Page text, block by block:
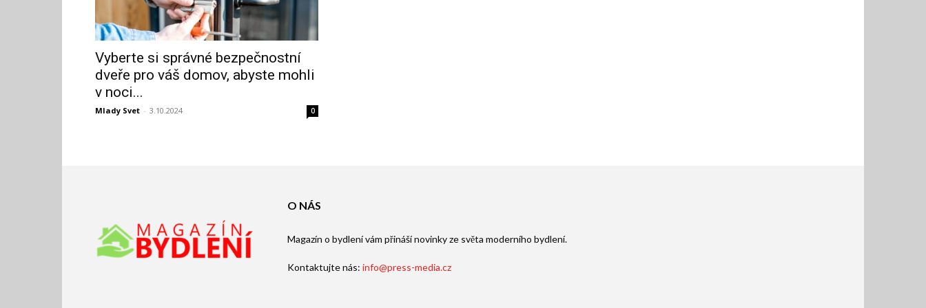
Vyberte si správné bezpečnostní
dveře pro váš domov, abyste mohli
v noci...
Mlady Svet - 3.10.2024 0
O NÁS
Magazín o bydlení vám přináší novinky ze světa moderního bydlení.
Kontaktujte nás: info@press-media.cz